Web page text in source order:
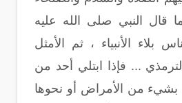
قال النبي صلى الله عليه
بلاء الأنبياء ، ثم الأمثل
... فإذا ابتلي أحد من
بشيء من الأمراض أو نحوها